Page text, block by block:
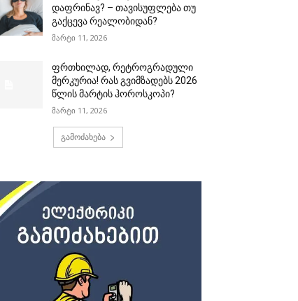
დაფრინავ? – თავისუფლება თუ
გაქცევა რეალობიდან?
მარტი 11, 2026
ფრთხილად, რეტროგრადული
მერკურია! რას გვიმზადებს 2026
წლის მარტის ჰოროსკოპი?
მარტი 11, 2026
გამოძახება